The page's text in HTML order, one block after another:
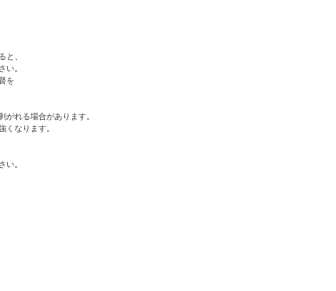
と、
い。
を
がれる場合があります。
くなります。
い。